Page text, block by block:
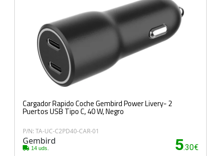
Cargador Rapido Coche Gembird Power Livery- 2
Puertos USB Tipo C, 40 W, Negro
P/N: TA-UC-C2PD40-CAR-01
Gembird
14 uds. 5.30€